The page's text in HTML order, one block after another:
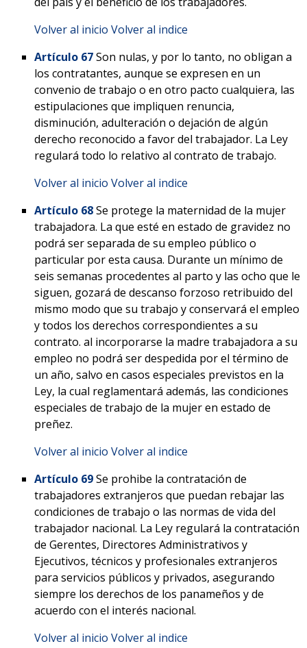
Volver al inicio Volver al indice
Artículo 67Son nulas, y por lo tanto, no obligan a
los contratantes, aunque se expresen en un
convenio de trabajo o en otro pacto cualquiera, las
estipulaciones que impliquen renuncia,
disminución, adulteración o dejación de algún
derecho reconocido a favor del trabajador. La Ley
regulará todo lo relativo al contrato de trabajo.
Volver al inicio Volver al indice
Artículo 68Se protege la maternidad de la mujer
trabajadora. La que esté en estado de gravidez no
podrá ser separada de su empleo público o
particular por esta causa. Durante un mínimo de
seis semanas procedentes al parto y las ocho que le
siguen, gozará de descanso forzoso retribuido del
mismo modo que su trabajo y conservará el empleo
y todos los derechos correspondientes a su
contrato. al incorporarse la madre trabajadora a su
empleo no podrá ser despedida por el término de
un año, salvo en casos especiales previstos en la
Ley, la cual reglamentará además, las condiciones
especiales de trabajo de la mujer en estado de
preñez.
Volver al inicio Volver al indice
Artículo 69Se prohibe la contratación de
trabajadores extranjeros que puedan rebajar las
condiciones de trabajo o las normas de vida del
trabajador nacional. La Ley regulará la contratación
de Gerentes, Directores Administrativos y
Ejecutivos, técnicos y profesionales extranjeros
para servicios públicos y privados, asegurando
siempre los derechos de los panameños y de
acuerdo con el interés nacional.
Volver al inicio Volver al indice